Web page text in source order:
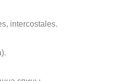
intercostales.